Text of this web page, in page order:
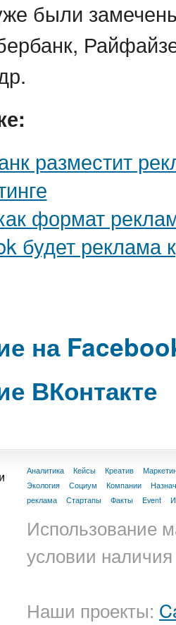
были
разместит
формат
будет реклама
на
ВКонтакте
Аналитика Кейсы Креатив
Экология
Социум Компании
реклама
Стартапы Факты Event
Использование
условии
Наши проекты: